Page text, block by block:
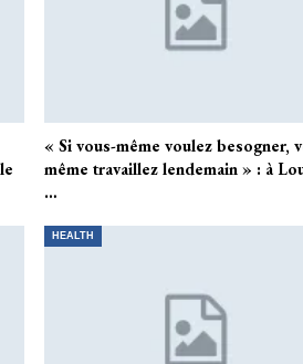
« Si vous-même voulez besogner,
même travaillez lendemain » : à
…
HEALTH